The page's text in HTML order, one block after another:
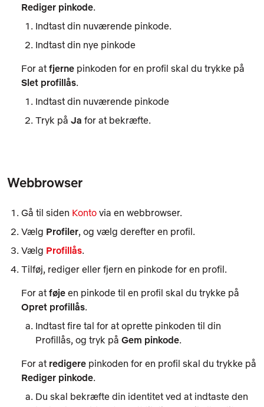
Rediger pinkode.
Indtast din nuværende pinkode.
Indtast din nye pinkode
For at fjerne pinkoden for en profil skal du trykke på
Slet profillås.
Indtast din nuværende pinkode
Tryk på Ja for at bekræfte.
Webbrowser
Gå til siden Konto via en webbrowser.
Vælg Profiler, og vælg derefter en profil.
Vælg Profillås.
Tilføj, rediger eller fjern en pinkode for en profil.
For at føje en pinkode til en profil skal du trykke på
Opret profillås.
Indtast fire tal for at oprette pinkoden til din
Profillås, og tryk på Gem pinkode.
For at redigere pinkoden for en profil skal du trykke på
Rediger pinkode.
Du skal bekræfte din identitet ved at indtaste den